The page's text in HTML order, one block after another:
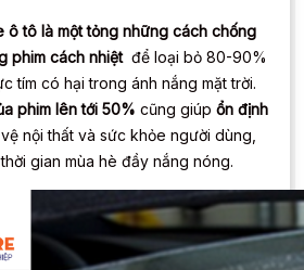
ô tô là một tỏng những cách chống
phim cách nhiệt để loại bỏ 80-90%
tím có hại trong ánh nắng mặt trời.
phim lên tới 50% cũng giúp ổn định
nội thất và sức khỏe người dùng,
gian mùa hè đầy nắng nóng.